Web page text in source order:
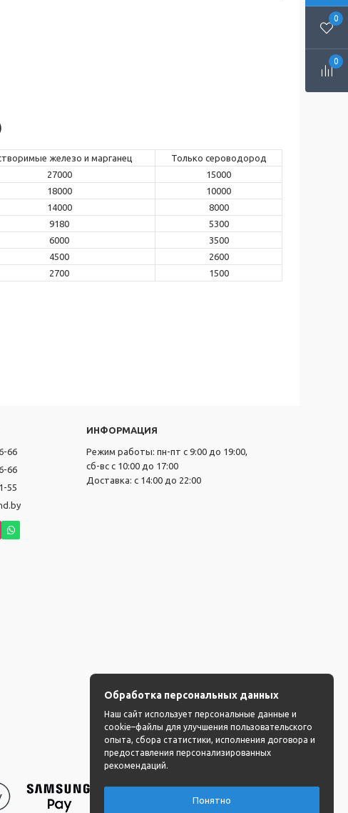
0
0
железо и марганец
Только сероводород
27000
15000
18000
10000
14000
8000
9180
5300
6000
3500
4500
2600
2700 1500
66
66
55
ИНФОРМАЦИЯ
Режим работы: пн-пт с 9:00 до 19:00,
сб-вс с 10:00 до 17:00
Доставка: с 14:00 до 22:00
Обработка персональных данных
Наш сайт использует персональные данные и
cookie–файлы для улучшения пользовательского
опыта, сбора статистики, исполнения договора и
предоставления персонализированных
рекомендаций.
Понятно